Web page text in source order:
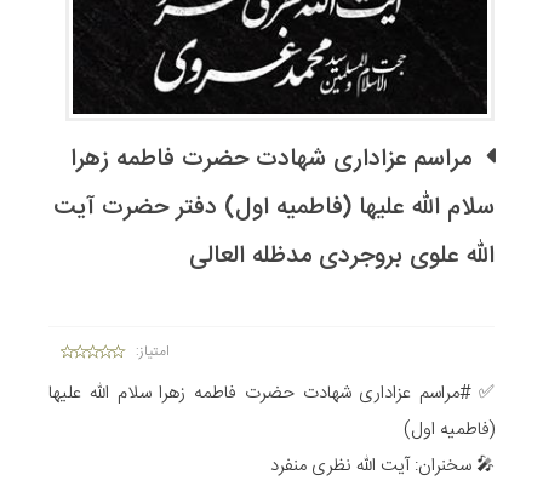
مراسم عزاداری شهادت حضرت فاطمه زهرا
سلام الله علیها (فاطمیه اول) دفتر حضرت آیت
الله علوی بروجردی مدظله العالی
امتیاز:
✅ #مراسم عزاداری شهادت حضرت فاطمه زهرا سلام الله علیها
(فاطمیه اول)
🎤 سخنران: آیت الله نظری منفرد